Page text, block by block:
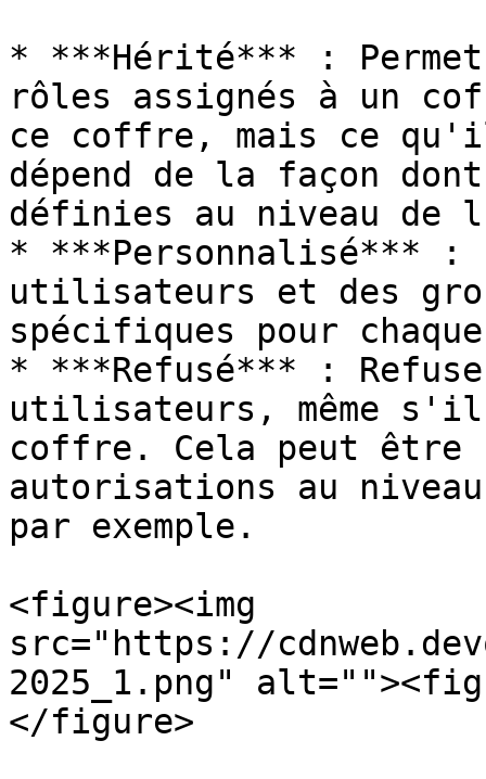
* ***Hérité*** :
rôles assignés à un
ce coffre, mais ce
dépend de la façon
définies au niveau
* ***Personnalisé*** :
utilisateurs et des
spécifiques pour
* ***Refusé*** :
utilisateurs, même
coffre. Cela peut
autorisations au
par exemple.
<figure><img
src="https://
2025_1.png"
</figure>